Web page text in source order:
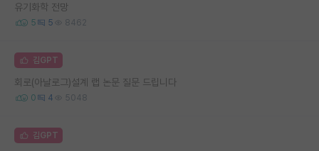
유기화학 전망
5 5 8462
김GPT
회로(아날로그)설계 랩 논문 질문 드립니다
0 4 5048
김GPT